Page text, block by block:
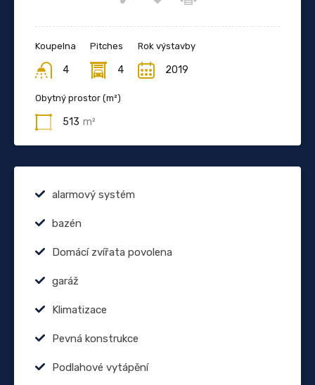
Koupelna
4
Pitches
4
Rok výstavby
2019
Obytný prostor (m²)
513 m²
alarmový systém
bazén
Domácí zvířata povolena
garáž
Klimatizace
Pevná konstrukce
Podlahové vytápění